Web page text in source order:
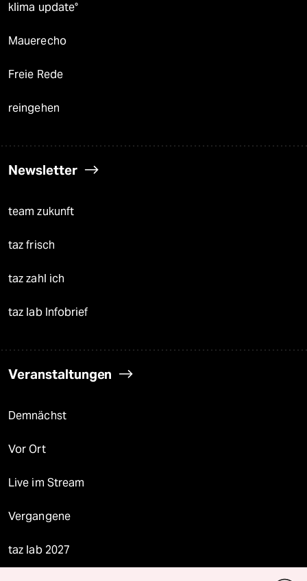
klima update°
Mauerecho
Freie Rede
reingehen
Newsletter
team zukunft
taz frisch
taz zahl ich
taz lab Infobrief
Veranstaltungen
Demnächst
Vor Ort
Live im Stream
Vergangene
taz lab 2027